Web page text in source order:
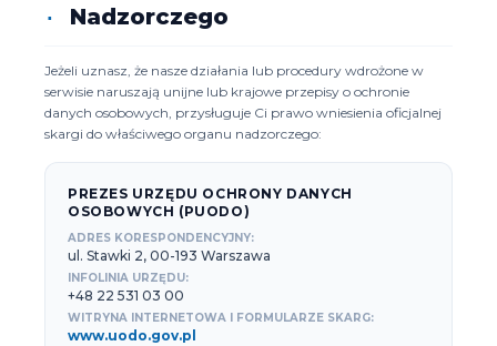
.
Nadzorczego
Jeżeli uznasz, że nasze działania lub procedury wdrożone w
serwisie naruszają unijne lub krajowe przepisy o ochronie
danych osobowych, przysługuje Ci prawo wniesienia oficjalnej
skargi do właściwego organu nadzorczego:
PREZES URZĘDU OCHRONY DANYCH
OSOBOWYCH (PUODO)
ADRES KORESPONDENCYJNY:
ul. Stawki 2, 00-193 Warszawa
INFOLINIA URZĘDU:
+48 22 531 03 00
WITRYNA INTERNETOWA I FORMULARZE SKARG:
www.uodo.gov.pl